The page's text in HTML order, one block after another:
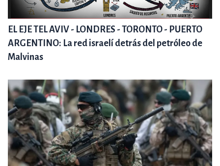
EL EJE TEL AVIV - LONDRES - TORONTO - PUERTO
ARGENTINO: La red israelí detrás del petróleo de
Malvinas